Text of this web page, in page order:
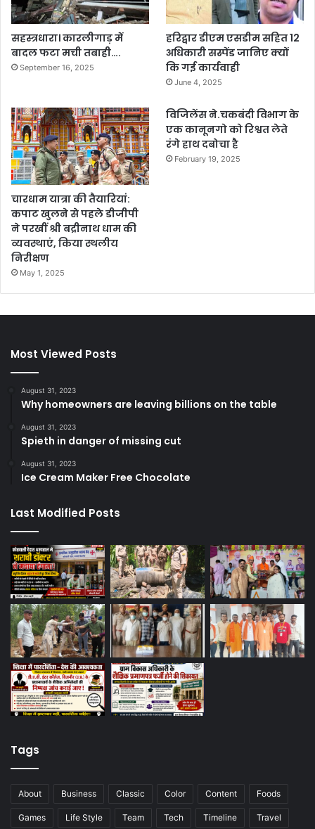
सहस्त्रधारा। कारलीगाड़ में
बादल फटा मची तबाही….
September 16, 2025
हरिद्वार डीएम एसडीम सहित 12
अधिकारी सस्पेंड जानिए क्यों
कि गई कार्यवाही
June 4, 2025
चारधाम यात्रा की तैयारियां:
कपाट खुलने से पहले डीजीपी
ने परखीं श्री बद्रीनाथ धाम की
व्यवस्थाएं, किया स्थलीय
निरीक्षण
May 1, 2025
विजिलेंस ने.चकबंदी विभाग के
एक कानूनगो को रिश्वत लेते
रंगे हाथ दबोचा है
February 19, 2025
Most Viewed Posts
August 31, 2023
Why homeowners are leaving billions on the table
August 31, 2023
Spieth in danger of missing cut
August 31, 2023
Ice Cream Maker Free Chocolate
Last Modified Posts
Tags
About Business Classic Color Content Foods
Games Life Style Team Tech Timeline Travel